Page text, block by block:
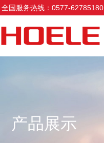
全国服务热线：0577-62785180
产品展示